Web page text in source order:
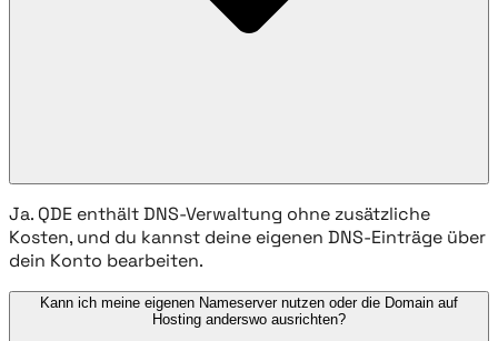
Ja. QDE enthält DNS-Verwaltung ohne zusätzliche
Kosten, und du kannst deine eigenen DNS-Einträge über
dein Konto bearbeiten.
Kann ich meine eigenen Nameserver nutzen oder die Domain auf
Hosting anderswo ausrichten?